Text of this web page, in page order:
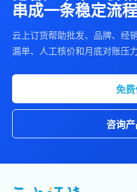
串成一条稳定流程
云上订货帮助批发、品牌、经
漏单、人工核价和月底对账压力
免
咨询